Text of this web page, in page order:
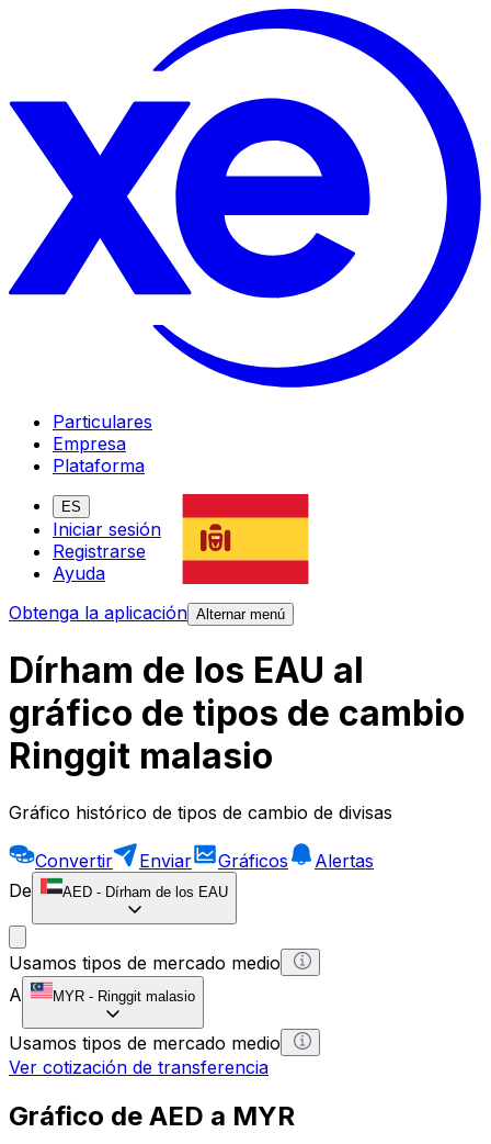
Particulares
Empresa
Plataforma
ES
Iniciar sesión
Registrarse
Ayuda
Obtenga la aplicación Alternar menú
Dírham de los EAU al
gráfico de tipos de cambio
Ringgit malasio
Gráfico histórico de tipos de cambio de divisas
Convertir Enviar Gráficos
Alertas
De
AED - Dírham de los EAU
Usamos tipos de mercado medio
A
MYR - Ringgit malasio
Usamos tipos de mercado medio
Ver cotización de transferencia
Gráfico de AED a MYR